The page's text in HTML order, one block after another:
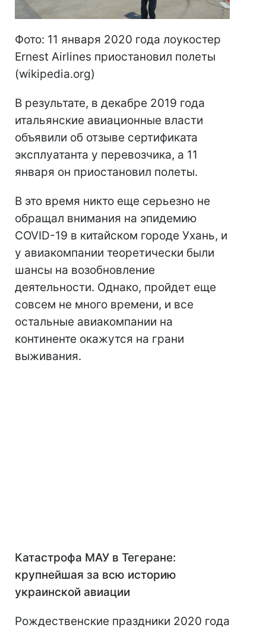
Фото: 11 января 2020 года лоукостер
Ernest Airlines приостановил полеты
(wikipedia.org)
В результате, в декабре 2019 года
итальянские авиационные власти
объявили об отзыве сертификата
эксплуатанта у перевозчика, а 11
января он приостановил полеты.
В это время никто еще серьезно не
обращал внимания на эпидемию
COVID-19 в китайском городе Ухань, и
у авиакомпании теоретически были
шансы на возобновление
деятельности. Однако, пройдет еще
совсем не много времени, и все
остальные авиакомпании на
континенте окажутся на грани
выживания.
Катастрофа МАУ в Тегеране:
крупнейшая за всю историю
украинской авиации
Рождественские праздники 2020 года